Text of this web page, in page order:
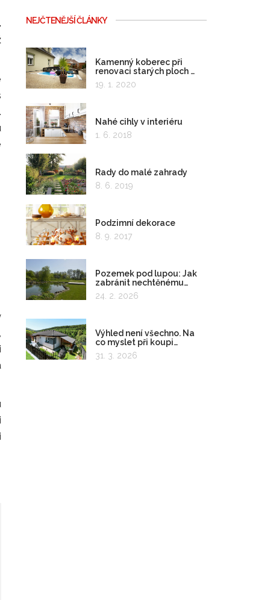
NEJČTENĚJŠÍ ČLÁNKY
Kamenný koberec při
renovaci starých ploch a
kolem bazénu
19. 1. 2020
Nahé cihly v interiéru
1. 6. 2018
Rady do malé zahrady
8. 6. 2019
Podzimní dekorace
8. 9. 2017
Pozemek pod lupou: Jak
zabránit nechtěnému
zadržování vody
24. 2. 2026
Výhled není všechno. Na
co myslet při koupi
pozemku?
31. 3. 2026